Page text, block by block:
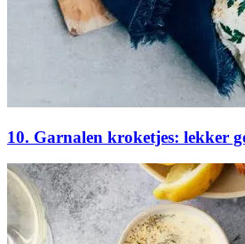
10. Garnalen kroketjes: lekker